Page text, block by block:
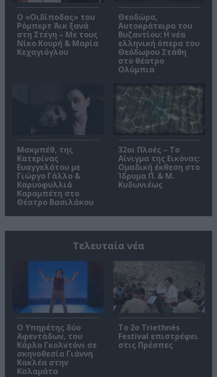
O «Οιδίποδας» του
Ρόμπερτ Άικ ξανά
στη Στέγη – Με τους
Νίκο Κουρή & Μαρία
Κεχαγιόγλου
Θεοδώρα,
Αυτοκράτειρα του
Βυζαντίου: Η νέα
ελληνική όπερα του
Θεόδωρου Στάθη
στο θέατρο
Ολύμπια
Μακμπέθ, της
Κατερίνας
Ευαγγελάτου με
Γιώργο Γάλλο &
Καρυοφυλλιά
Καραμπέτη στο
Θέατρο Βασιλάκου
32οι Πλοές – Το
Αίνιγμα της Εικόνας:
Ομαδική έκθεση στο
Ίδρυμα Π. & Μ.
Κυδωνιέως
Τελευταία νέα
Ο Υπηρέτης δύο
Αφεντάδων, του
Κάρλο Γκολντόνι σε
σκηνοθεσία Γιάννη
Κακλέα στην
Καλαμάτα
Το 2ο Triethnés
Festival επιστρέφει
στις Πρέσπες